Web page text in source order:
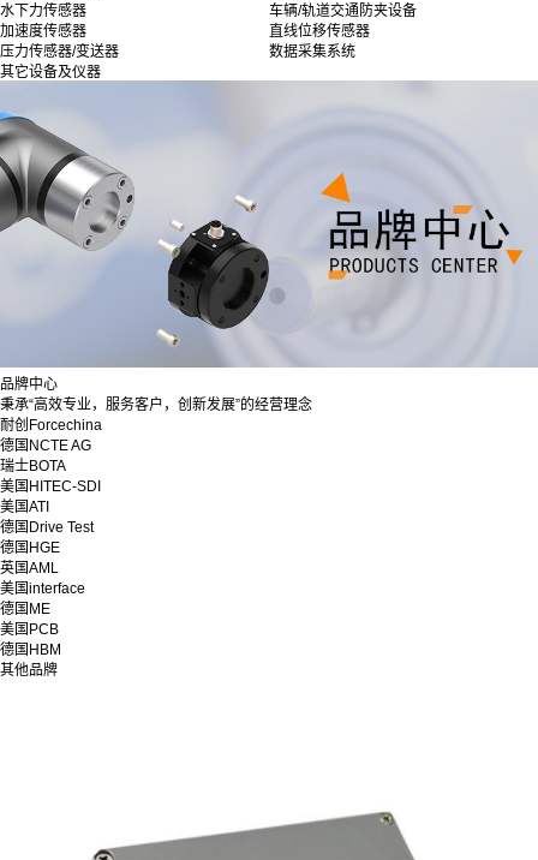
水下力传感器
车辆/轨道交通防夹设备
加速度传感器
直线位移传感器
压力传感器/变送器
数据采集系统
其它设备及仪器
品牌中心
秉承“高效专业，服务客户，创新发展”的经营理念
耐创Forcechina
德国NCTE AG
瑞士BOTA
美国HITEC-SDI
美国ATI
德国Drive Test
德国HGE
英国AML
美国interface
德国ME
美国PCB
德国HBM
其他品牌